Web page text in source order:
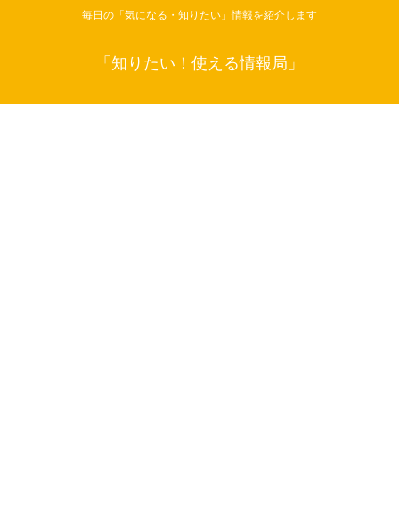
毎日の「気になる・知りたい」情報を紹介します
「知りたい！使える情報局」